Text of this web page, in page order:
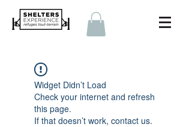
Widget Didn’t Load
Check your internet and refresh
this page.
If that doesn’t work, contact us.